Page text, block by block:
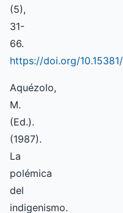
(5),
31-
66.
https://doi.org/
Aquézolo,
M.
(Ed.).
(1987).
La
polémica
del
indigenismo.